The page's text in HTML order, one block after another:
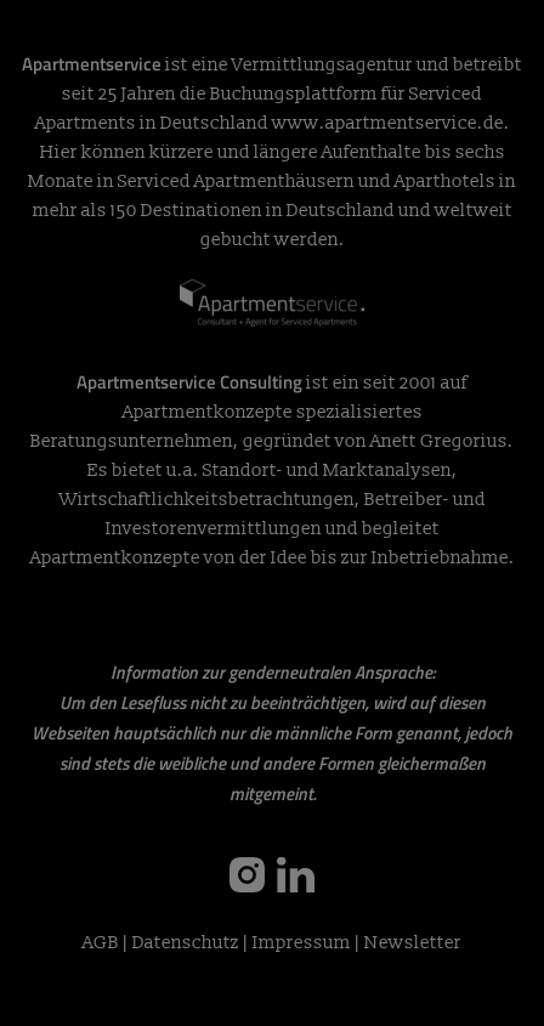
Apartmentservice ist eine Vermittlungsagentur und betreibt
seit 25 Jahren die Buchungsplattform für Serviced
Apartments in Deutschlandwww.apartmentservice.de.
Hier können kürzere und längere Aufenthalte bis sechs
Monate in Serviced Apartmenthäusern und Aparthotels in
mehr als 150 Destinationen in Deutschland und weltweit
gebucht werden.
Apartmentservice Consultingist ein seit 2001 auf
Apartmentkonzepte spezialisiertes
Beratungsunternehmen, gegründet von Anett Gregorius.
Es bietet u.a. Standort- und Marktanalysen,
Wirtschaftlichkeitsbetrachtungen, Betreiber- und
Investorenvermittlungen und begleitet
Apartmentkonzepte von der Idee bis zur Inbetriebnahme.
Information zur genderneutralen Ansprache:
Um den Lesefluss nicht zu beeinträchtigen, wird auf diesen
Webseiten hauptsächlich nur die männliche Form genannt, jedoch
sind stets die weibliche und andere Formen gleichermaßen
mitgemeint.
instagram
AGB | Datenschutz | Impressum | Newsletter